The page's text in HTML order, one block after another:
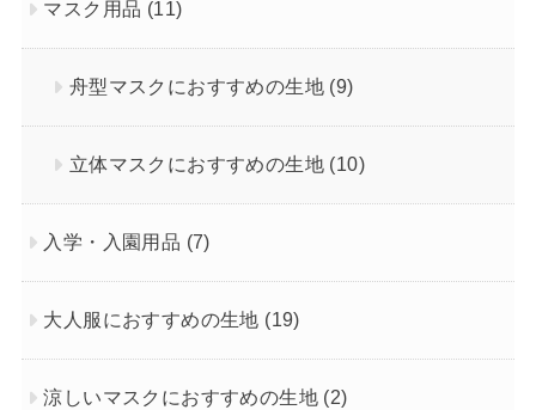
マスク用品 (11)
舟型マスクにおすすめの生地 (9)
立体マスクにおすすめの生地 (10)
入学・入園用品 (7)
大人服におすすめの生地 (19)
涼しいマスクにおすすめの生地 (2)